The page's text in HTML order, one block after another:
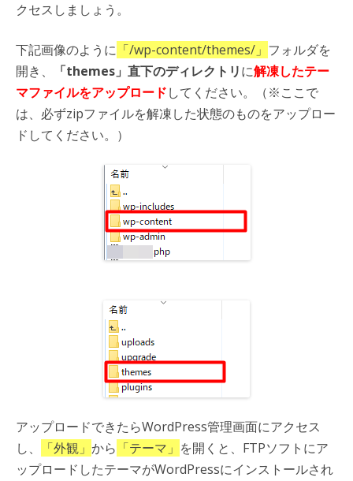
クセスしましょう。
下記画像のように 「/wp-content/themes/」 フォルダを
開き、
「themes」直下のディレクトリに解凍したテー
マファイルをアップロードしてください。（※ここで
は、必ずzipファイルを解凍した状態のものをアップロー
ドしてください。）
アップロードできたらWordPress管理画面にアクセス
し、
「外観」 から 「テーマ」 を開くと、FTPソフトにア
ップロードしたテーマがWordPressにインストールされ